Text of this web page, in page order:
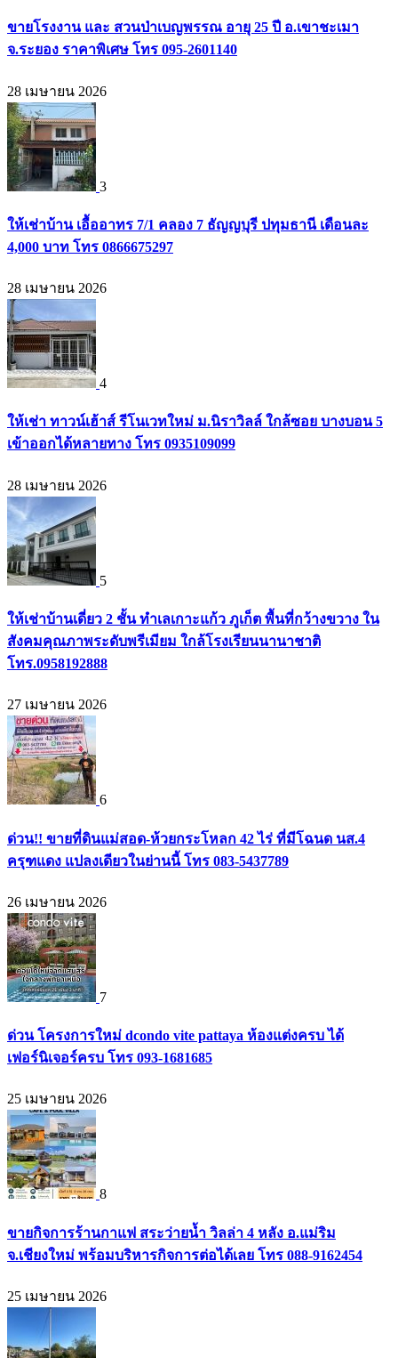
ขายโรงงาน และ สวนป่าเบญพรรณ อายุ 25 ปี อ.เขาชะเมา
จ.ระยอง ราคาพิเศษ โทร 095-2601140
28 เมษายน 2026
3
ให้เช่าบ้าน เอื้ออาทร 7/1 คลอง 7 ธัญญบุรี ปทุมธานี เดือนละ
4,000 บาท โทร 0866675297
28 เมษายน 2026
4
ให้เช่า ทาวน์เฮ้าส์ รีโนเวทใหม่ ม.นิราวิลล์ ใกล้ซอย บางบอน 5
เข้าออกได้หลายทาง โทร 0935109099
28 เมษายน 2026
5
ให้เช่าบ้านเดี่ยว 2 ชั้น ทำเลเกาะแก้ว ภูเก็ต พื้นที่กว้างขวาง ใน
สังคมคุณภาพระดับพรีเมียม ใกล้โรงเรียนนานาชาติ
โทร.0958192888
27 เมษายน 2026
6
ด่วน!! ขายที่ดินแม่สอด-ห้วยกระโหลก 42 ไร่ ที่มีโฉนด นส.4
ครุฑแดง แปลงเดียวในย่านนี้ โทร 083-5437789
26 เมษายน 2026
7
ด่วน โครงการใหม่ dcondo vite pattaya ห้องแต่งครบ ได้
เฟอร์นิเจอร์ครบ โทร 093-1681685
25 เมษายน 2026
8
ขายกิจการร้านกาแฟ สระว่ายน้ำ วิลล่า 4 หลัง อ.แม่ริม
จ.เชียงใหม่ พร้อมบริหารกิจการต่อได้เลย โทร 088-9162454
25 เมษายน 2026